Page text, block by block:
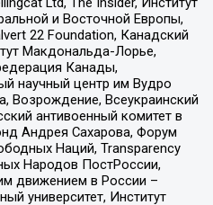
и Восточной Европы,
22 Foundation, Канадский
Макдональда-Лорье,
Канады,
научный центр им Вудро
Возрождение, Всеукраинский
антивоенный комитет в
Андрея Сахарова, Форум
Наций, Transparеncy
Народов ПостРоссии,
движением в России –
университет, Институт